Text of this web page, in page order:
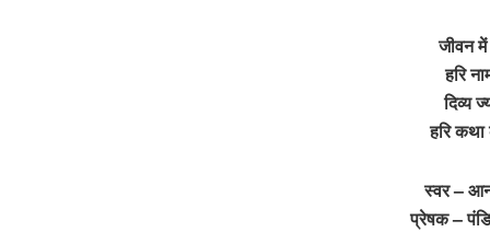
जीवन में
हरि
दिव्य
हरि कथा
स्वर –
प्रेषक –